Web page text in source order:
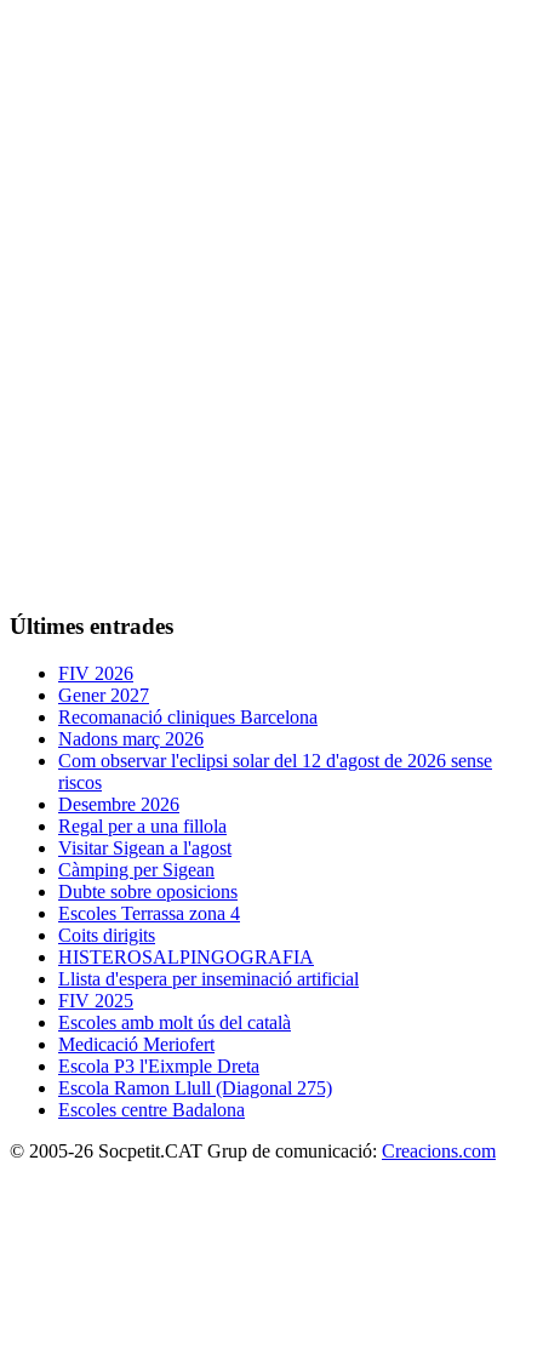
Últimes entrades
FIV 2026
Gener 2027
Recomanació cliniques Barcelona
Nadons març 2026
Com observar l'eclipsi solar del 12 d'agost de 2026 sense
riscos
Desembre 2026
Regal per a una fillola
Visitar Sigean a l'agost
Càmping per Sigean
Dubte sobre oposicions
Escoles Terrassa zona 4
Coits dirigits
HISTEROSALPINGOGRAFIA
Llista d'espera per inseminació artificial
FIV 2025
Escoles amb molt ús del català
Medicació Meriofert
Escola P3 l'Eixmple Dreta
Escola Ramon Llull (Diagonal 275)
Escoles centre Badalona
© 2005-26 Socpetit.CAT Grup de comunicació: Creacions.com